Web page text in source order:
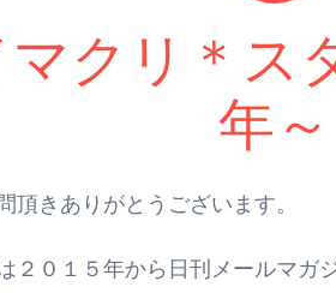
マクリ＊ス
年～
頂きありがとうございます。
２０１５年から日刊メールマガ